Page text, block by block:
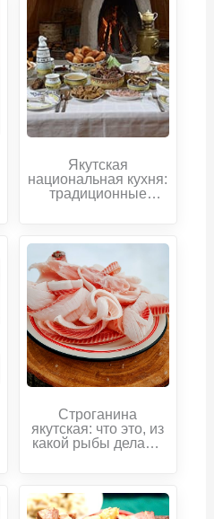
Якутская
национальная кухня:
традиционные
Строганина
якутская: что это, из
какой рыбы делают,